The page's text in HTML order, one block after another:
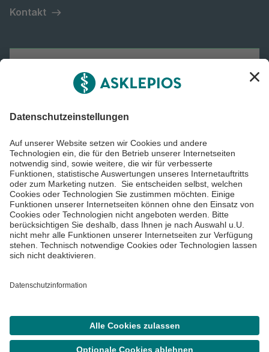
Kontakt
Impressum
©Asklepios Kliniken GmbH & Co. KGaA 2026